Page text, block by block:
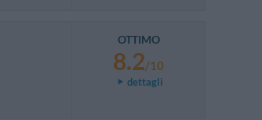
OTTIMO
8.2/10
dettagli